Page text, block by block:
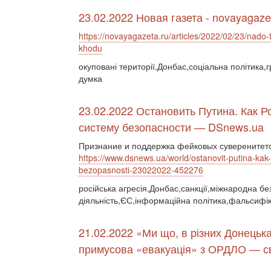
23.02.2022 Новая газета -
https://novayagazeta.ru/articles/2022/02/23/
khodu
окуповані території,Донбас,соціальна
думка
23.02.2022 Остановить Путина. Как
систему безопасности — DSnews.ua
Признание и поддержка фейковых
https://www.dsnews.ua/world/ostanovit-putina-
bezopasnosti-23022022-452276
російська агресія,Донбас,санкції,міжнародна
діяльність,ЄС,інформаційна
21.02.2022 «Ми що, в різних
примусова «евакуація» з ОРДЛО —